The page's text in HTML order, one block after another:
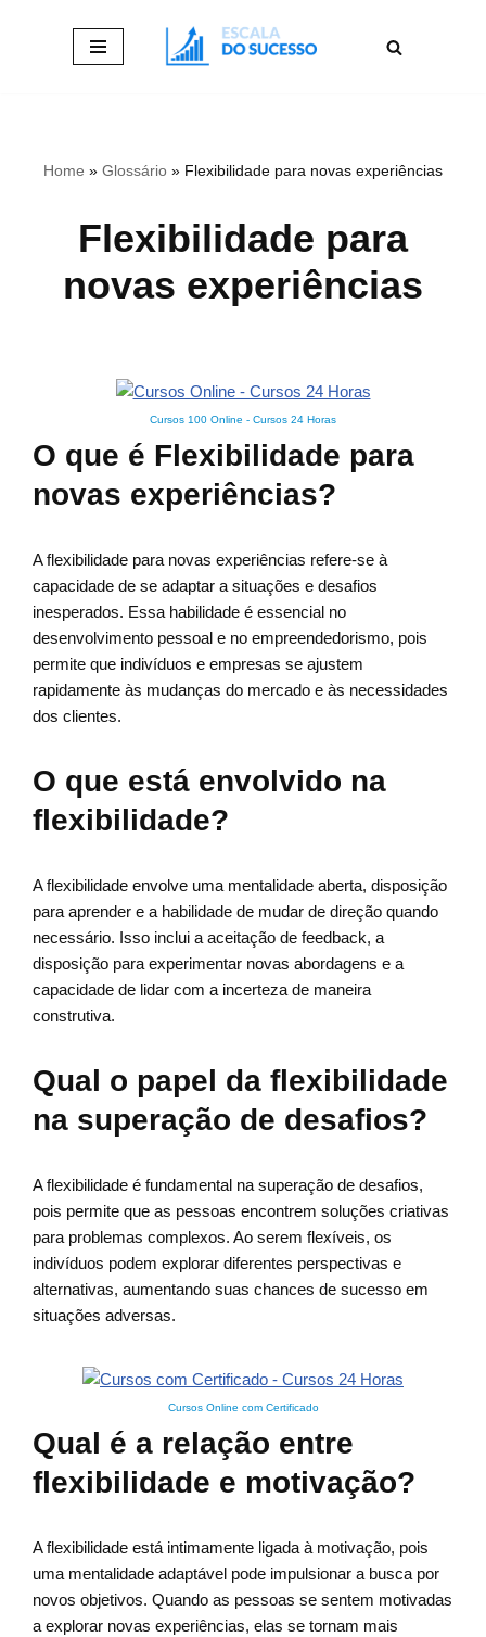
Home » Glossário » Flexibilidade para novas experiências
Flexibilidade para
novas experiências
Cursos 100 Online - Cursos 24 Horas
O que é Flexibilidade para
novas experiências?
A flexibilidade para novas experiências refere-se à
capacidade de se adaptar a situações e desafios
inesperados. Essa habilidade é essencial no
desenvolvimento pessoal e no empreendedorismo, pois
permite que indivíduos e empresas se ajustem
rapidamente às mudanças do mercado e às necessidades
dos clientes.
O que está envolvido na
flexibilidade?
A flexibilidade envolve uma mentalidade aberta, disposição
para aprender e a habilidade de mudar de direção quando
necessário. Isso inclui a aceitação de feedback, a
disposição para experimentar novas abordagens e a
capacidade de lidar com a incerteza de maneira
construtiva.
Qual o papel da flexibilidade
na superação de desafios?
A flexibilidade é fundamental na superação de desafios,
pois permite que as pessoas encontrem soluções criativas
para problemas complexos. Ao serem flexíveis, os
indivíduos podem explorar diferentes perspectivas e
alternativas, aumentando suas chances de sucesso em
situações adversas.
Cursos Online com Certificado
Qual é a relação entre
flexibilidade e motivação?
A flexibilidade está intimamente ligada à motivação, pois
uma mentalidade adaptável pode impulsionar a busca por
novos objetivos. Quando as pessoas se sentem motivadas
a explorar novas experiências, elas se tornam mais